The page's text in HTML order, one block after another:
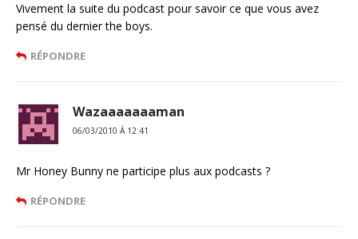
Vivement la suite du podcast pour savoir ce que vous avez
pensé du dernier the boys.
RÉPONDRE
Wazaaaaaaaman
06/03/2010 Á 12:41
Mr Honey Bunny ne participe plus aux podcasts ?
RÉPONDRE